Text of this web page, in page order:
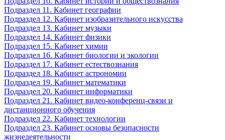
Подраздел 11. Кабинет географии
Подраздел 12. Кабинет изобразительного искусства
Подраздел 13. Кабинет музыки
Подраздел 14. Кабинет физики
Подраздел 15. Кабинет химии
Подраздел 16. Кабинет биологии и экологии
Подраздел 17. Кабинет естествознания
Подраздел 18. Кабинет астрономии
Подраздел 19. Кабинет математики
Подраздел 20. Кабинет информатики
Подраздел 21. Кабинет видео-конференц-связи и
дистанционного обучения
Подраздел 22. Кабинет технологии
Подраздел 23. Кабинет основы безопасности
жизнедеятельности